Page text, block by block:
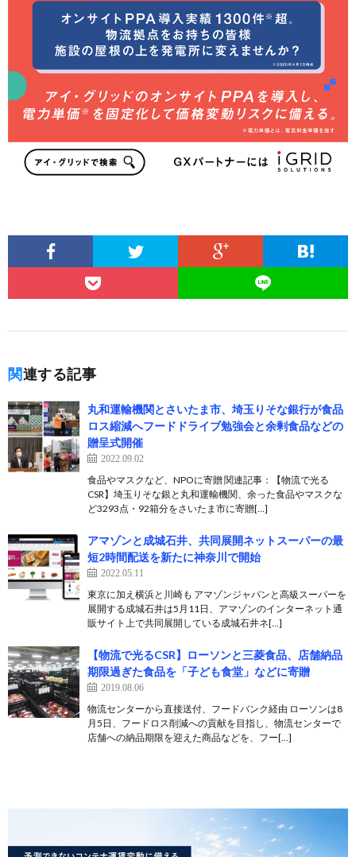
関連する記事
丸和運輸機関とさいたま市、埼玉りそな銀行が食品
ロス縮減へフードドライブ勉強会と余剰食品などの
贈呈式開催
2022.09.02
食品やマスクなど、NPOに寄贈 関連記事：【物流で光る
CSR】埼玉りそな銀と丸和運輸機関、余った食品やマスクな
ど3293点・92箱分をさいたま市に寄贈[…]
アマゾンと成城石井、共同展開ネットスーパーの最
短2時間配送を新たに神奈川で開始
2022.05.11
東京に加え横浜と川崎も アマゾンジャパンと高級スーパーを
展開する成城石井は5月11日、アマゾンのインターネット通
販サイト上で共同展開している成城石井ネ[…]
【物流で光るCSR】ローソンと三菱食品、店舗納品
期限過ぎた食品を「子ども食堂」などに寄贈
2019.08.06
物流センターから直接送付、フードバンク経由 ローソンは8
月5日、フードロス削減への貢献を目指し、物流センターで
店舗への納品期限を迎えた商品などを、フー[…]